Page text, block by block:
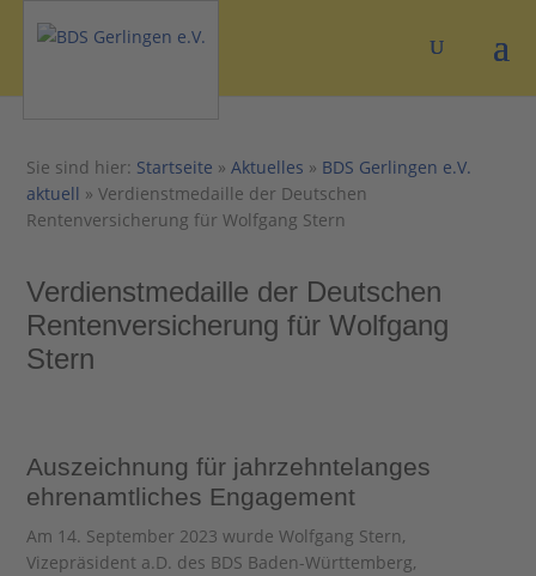
Sie sind hier: Startseite »Aktuelles » BDS Gerlingen e.V.
aktuell »Verdienstmedaille der Deutschen
Rentenversicherung für Wolfgang Stern
Verdienstmedaille der Deutschen
Rentenversicherung für Wolfgang
Stern
Auszeichnung für jahrzehntelanges
ehrenamtliches Engagement
Am 14. September 2023 wurde Wolfgang Stern,
Vizepräsident a.D. des BDS Baden-Württemberg,